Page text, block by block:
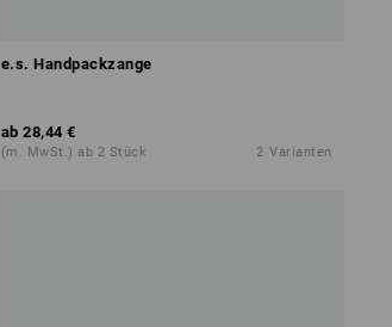
e.s. Handpackzange
ab 28,44 €
(m. MwSt.) ab 2 Stück 2 Varianten